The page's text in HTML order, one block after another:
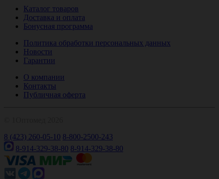
Каталог товаров
Доставка и оплата
Бонусная программа
Политика обработки персональных данных
Новости
Гарантии
О компании
Контакты
Публичная оферта
8 (423) 260-05-10 8-800-2500-243
8-914-329-38-80 8-914-329-38-80